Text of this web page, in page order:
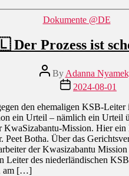
Categories
Dokumente @DE
Prozess ist
Post
author
By Adanna
Post
date
2024-08-01
den ehemaligen KSB-Leiter
ein Urteil – nämlich ein Urteil
KwaSizabantu-Mission. Hier ein
Peet Botha. Über das
der Kwasizabantu
Leiter des niederländischen
am […]